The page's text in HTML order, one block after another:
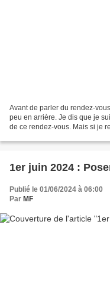
Avant de parler du rendez-
peu en arrière. Je dis que je
de ce rendez-vous. Mais si je
1er juin 2024 :
Publié le 01/06/2024 à 06:00
Par MF